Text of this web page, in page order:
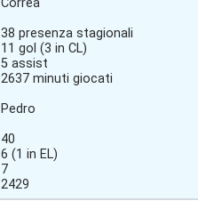
38 presenza stagionali
11 gol (3 in CL)
5 assist
2637 minuti giocati
Pedro
40
6 (1 in EL)
7
2429